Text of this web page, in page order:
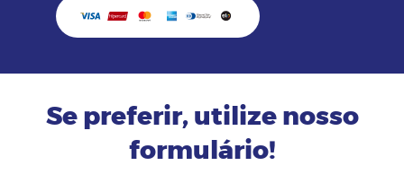
Se preferir, utilize nosso
formulário!